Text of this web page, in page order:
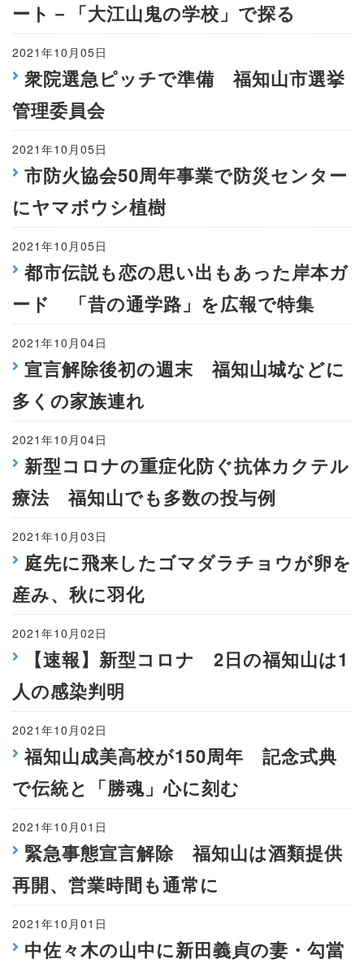
ート－「大江山鬼の学校」で探る
2021年10月05日
衆院選急ピッチで準備 福知山市選挙
管理委員会
2021年10月05日
市防火協会50周年事業で防災センター
にヤマボウシ植樹
2021年10月05日
都市伝説も恋の思い出もあった岸本ガ
ード 「昔の通学路」を広報で特集
2021年10月04日
宣言解除後初の週末 福知山城などに
多くの家族連れ
2021年10月04日
新型コロナの重症化防ぐ抗体カクテル
療法 福知山でも多数の投与例
2021年10月03日
庭先に飛来したゴマダラチョウが卵を
産み、秋に羽化
2021年10月02日
【速報】新型コロナ 2日の福知山は1
人の感染判明
2021年10月02日
福知山成美高校が150周年 記念式典
で伝統と「勝魂」心に刻む
2021年10月01日
緊急事態宣言解除 福知山は酒類提供
再開、営業時間も通常に
2021年10月01日
中佐々木の山中に新田義貞の妻・勾當